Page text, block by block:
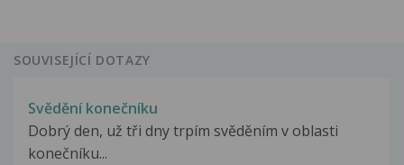
SOUVISEJÍCÍ DOTAZY
Svědění konečníku
Dobrý den, už tři dny trpím svěděním v oblasti
konečníku...